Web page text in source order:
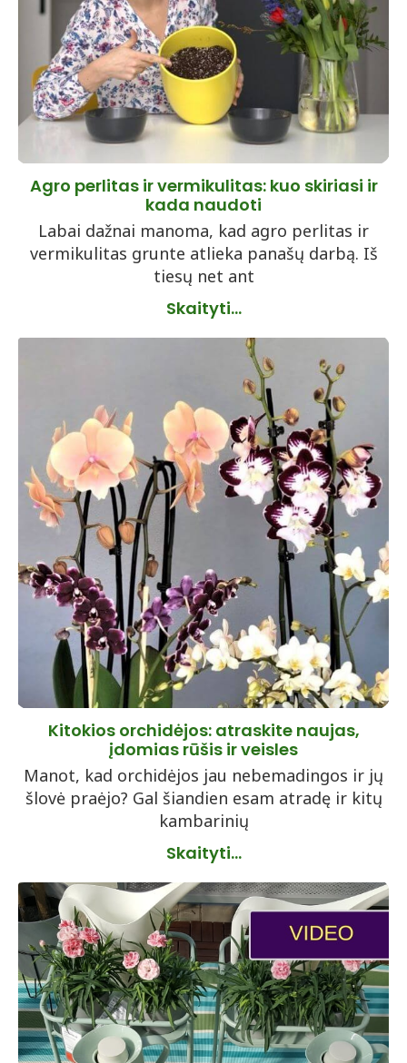
Agro perlitas ir vermikulitas: kuo skiriasi ir
kada naudoti
Labai dažnai manoma, kad agro perlitas ir
vermikulitas grunte atlieka panašų darbą. Iš
tiesų net ant
Skaityti...
Kitokios orchidėjos: atraskite naujas,
įdomias rūšis ir veisles
Manot, kad orchidėjos jau nebemadingos ir jų
šlovė praėjo? Gal šiandien esam atradę ir kitų
kambarinių
Skaityti...